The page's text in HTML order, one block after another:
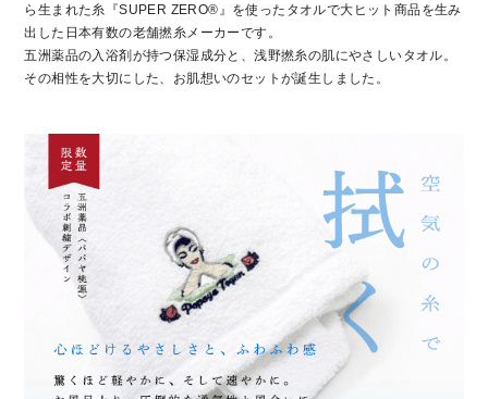
ら生まれた糸『SUPER ZERO®』を使ったタオルで大ヒット商品を生み
出した日本有数の老舗撚糸メーカーです。
五洲薬品の入浴剤が持つ保湿成分と、浅野撚糸の肌にやさしいタオル。
その相性を大切にした、お肌想いのセットが誕生しました。